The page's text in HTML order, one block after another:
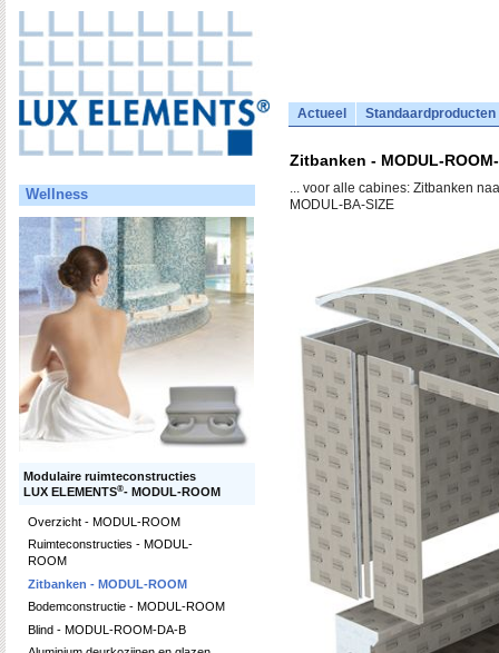
Actueel Standaardproducten
Wellness
Modulaire ruimteconstructies
LUX ELEMENTS®- MODUL-ROOM
Overzicht - MODUL-ROOM
Ruimteconstructies - MODUL-
ROOM
Zitbanken - MODUL-ROOM
Bodemconstructie - MODUL-ROOM
Blind - MODUL-ROOM-DA-B
Zitbanken - MODUL-
... voor alle cabines: Zitbanken
MODUL-BA-SIZE